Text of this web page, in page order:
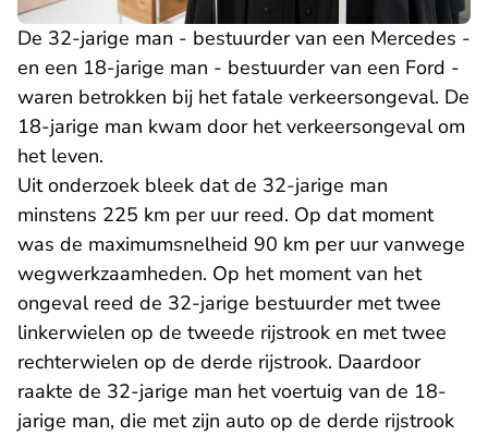
De 32-jarige man - bestuurder van een Mercedes -
en een 18-jarige man - bestuurder van een Ford -
waren betrokken bij het fatale verkeersongeval. De
18-jarige man kwam door het verkeersongeval om
het leven.
Uit onderzoek bleek dat de 32-jarige man
minstens 225 km per uur reed. Op dat moment
was de maximumsnelheid 90 km per uur vanwege
wegwerkzaamheden. Op het moment van het
ongeval reed de 32-jarige bestuurder met twee
linkerwielen op de tweede rijstrook en met twee
rechterwielen op de derde rijstrook. Daardoor
raakte de 32-jarige man het voertuig van de 18-
jarige man, die met zijn auto op de derde rijstrook